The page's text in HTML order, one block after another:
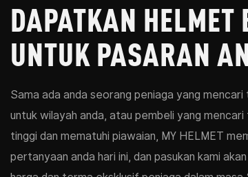
DAPATKAN HELMET
UNTUK PASARAN
Sama ada anda seorang peniaga yang
untuk wilayah anda, atau pembeli yang
tinggi dan mematuhi piawaian, MY HELMET
pertanyaan anda hari ini, dan pasukan kami